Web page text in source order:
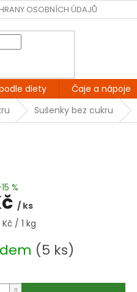
OSOBNÍCH ÚDAJŮ
diety Čaje a nápoje
Sušenky bez cukru
%
/ ks
/ 1 kg
(5 ks)